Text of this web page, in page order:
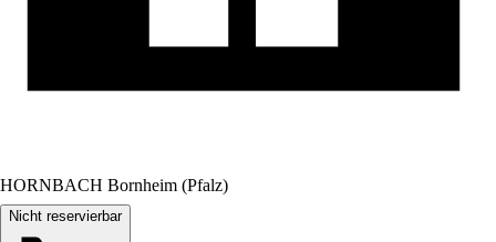
HORNBACH Bornheim (Pfalz)
Nicht reservierbar